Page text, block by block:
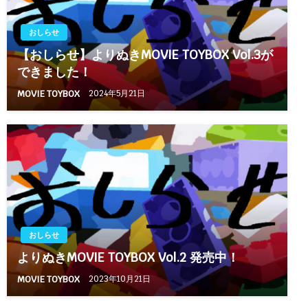
おしらせ
【おしらせ】よりぬきMOVIE TOYBOX Vol.3が
できました！
MOVIE TOYBOX 2024年5月21日
おしらせ
よりぬきMOVIE TOYBOX Vol.2 発売中！
MOVIE TOYBOX 2023年10月21日